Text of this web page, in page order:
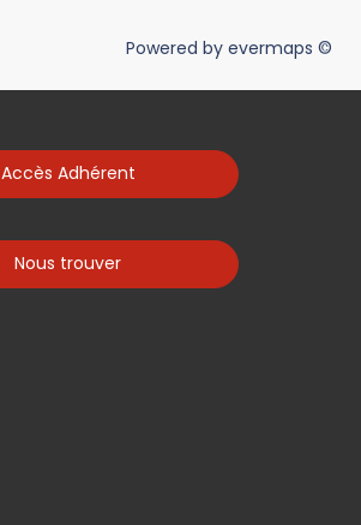
Powered by evermaps ©
Accès Adhérent
Nous trouver